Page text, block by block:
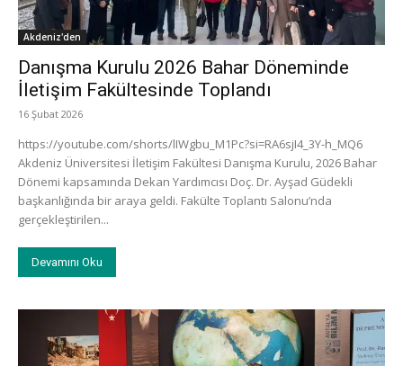
Akdeniz'den
Danışma Kurulu 2026 Bahar Döneminde
İletişim Fakültesinde Toplandı
16 Şubat 2026
https://youtube.com/shorts/lIWgbu_M1Pc?si=RA6sjI4_3Y-h_MQ6
Akdeniz Üniversitesi İletişim Fakültesi Danışma Kurulu, 2026 Bahar
Dönemi kapsamında Dekan Yardımcısı Doç. Dr. Ayşad Güdekli
başkanlığında bir araya geldi. Fakülte Toplantı Salonu’nda
gerçekleştirilen...
Devamını Oku